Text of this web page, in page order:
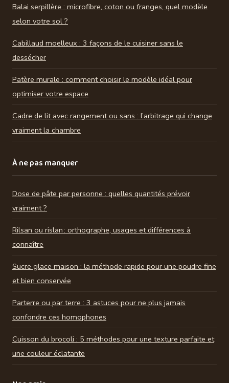
Balai serpillère : microfibre, coton ou franges, quel modèle
selon votre sol ?
Cabillaud moelleux : 3 façons de le cuisiner sans le
dessécher
Patère murale : comment choisir le modèle idéal pour
optimiser votre espace
Cadre de lit avec rangement ou sans : l’arbitrage qui change
vraiment la chambre
À ne pas manquer
Dose de pâte par personne : quelles quantités prévoir
vraiment ?
Rilsan ou rislan : orthographe, usages et différences à
connaître
Sucre glace maison : la méthode rapide pour une poudre fine
et bien conservée
Parterre ou par terre : 3 astuces pour ne plus jamais
confondre ces homophones
Cuisson du brocoli : 5 méthodes pour une texture parfaite et
une couleur éclatante